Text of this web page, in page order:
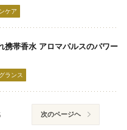
ケア
携帯香水 アロマパルスのパワー
ランス
次のページヘ